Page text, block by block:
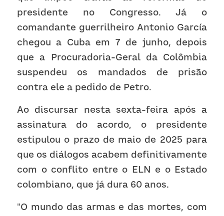
presidente no Congresso. Já o
comandante guerrilheiro Antonio García
chegou a Cuba em 7 de junho, depois
que a Procuradoria-Geral da Colômbia
suspendeu os mandados de prisão
contra ele a pedido de Petro.
Ao discursar nesta sexta-feira após a
assinatura do acordo, o presidente
estipulou o prazo de maio de 2025 para
que os diálogos acabem definitivamente
com o conflito entre o ELN e o Estado
colombiano, que já dura 60 anos.
"O mundo das armas e das mortes, com